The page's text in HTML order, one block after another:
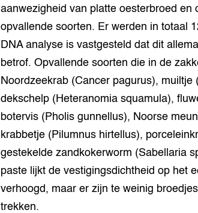
aanwezigheid van platte oesterbroed
opvallende soorten. Er werden in totaal
DNA analyse is vastgesteld dat dit
betrof. Opvallende soorten die in de
Noordzeekrab (Cancer pagurus),
dekschelp (Heteranomia squamula),
botervis (Pholis gunnellus), Noorse
krabbetje (Pilumnus hirtellus),
gestekelde zandkokerworm (Sabellaria
paste lijkt de vestigingsdichtheid op het
verhoogd, maar er zijn te weinig
trekken.